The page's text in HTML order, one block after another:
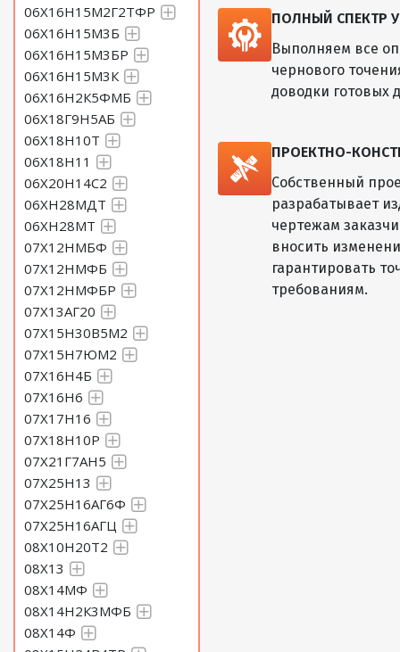
06Х16Н15М2Г2ТФР
06Х16Н15М3Б
06Х16Н15М3БР
06Х16Н15М3К
06Х16Н2К5ФМБ
06Х18Г9Н5АБ
06Х18Н10Т
06Х18Н11
06Х20Н14С2
06ХН28МДТ
06ХН28МТ
07Х12НМБФ
07Х12НМФБ
07Х12НМФБР
07Х13АГ20
07Х15Н30В5М2
07Х15Н7ЮМ2
07Х16Н4Б
07Х16Н6
07Х17Н16
07Х18Н10Р
07Х21Г7АН5
07Х25Н13
07Х25Н16АГ6Ф
07Х25Н16АГЦ
08Х10Н20Т2
08Х13
08Х14МФ
08Х14Н2К3МФБ
08Х14Ф
ПОЛНЫЙ СПЕКТР
Выполняем все
чернового
доводки готовых
ПРОЕКТНО-
Собственный
разрабатывает
чертежам
вносить
гарантировать
требованиям.